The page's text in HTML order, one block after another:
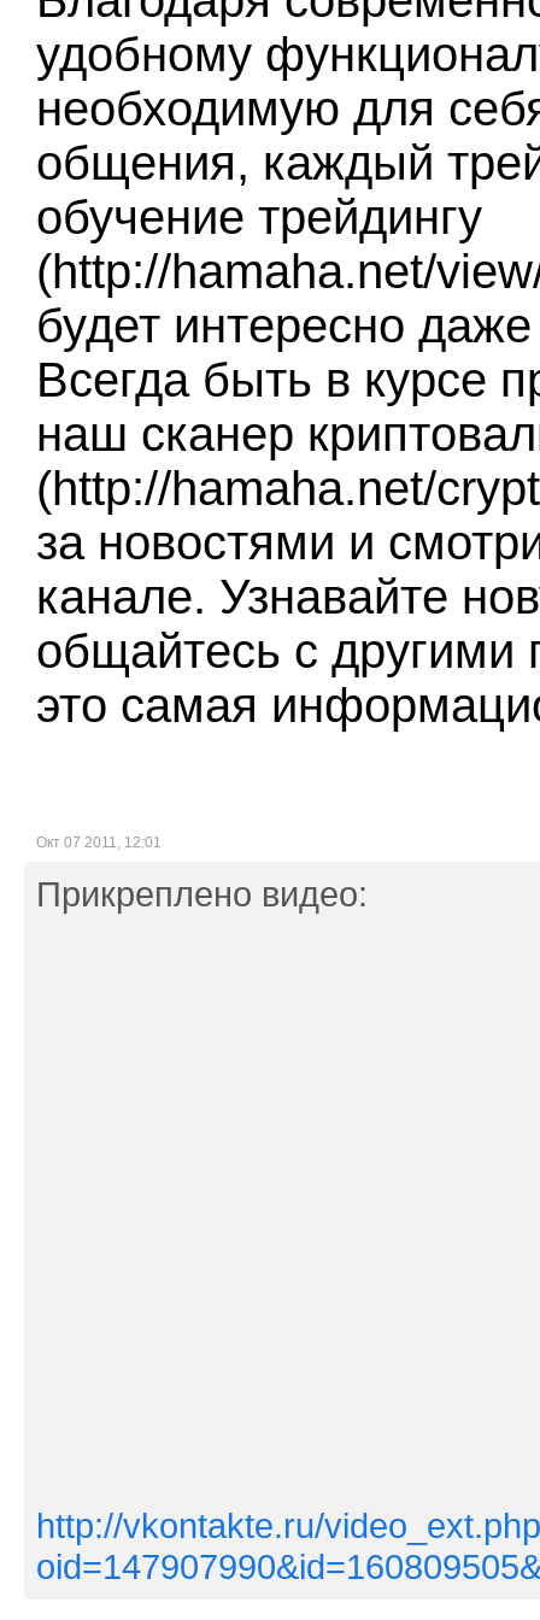
удобному
необходимую для
общения, каждый
обучение трейдингу
(http://hamaha.net/
будет интересно
Всегда быть в курсе
наш сканер
(http://hamaha.net/
за новостями и
канале. Узнавайте
общайтесь с другими
это самая
Окт 07 2011, 12:01
Прикреплено видео:
http://vkontakte.ru/